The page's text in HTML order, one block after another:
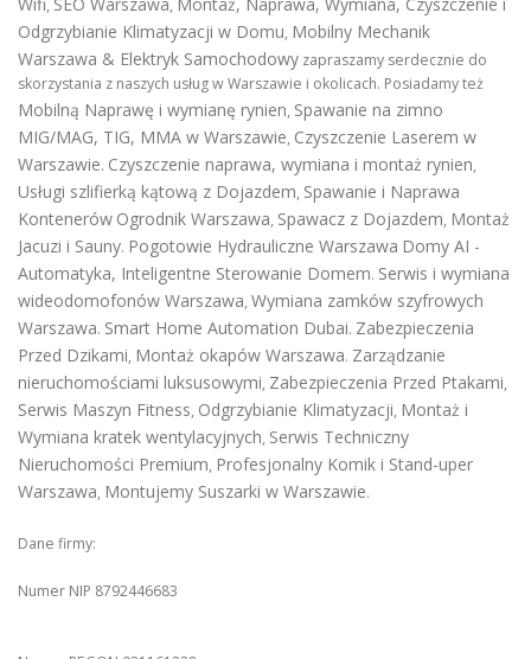
, ,
Odgrzybianie Klimatyzacji w Domu, Mobilny Mechanik
Warszawa & Elektryk Samochodowy zapraszamy serdecznie do
skorzystania z naszych usług w Warszawie i okolicach. Posiadamy też
Mobilną Naprawę i wymianę rynien, Spawanie na zimno
MIG/MAG, TIG, MMA w Warszawie, Czyszczenie Laserem w
Warszawie. Czyszczenie naprawa, wymiana i montaż rynien,
Usługi szlifierką kątową z Dojazdem, Spawanie i Naprawa
Kontenerów Ogrodnik Warszawa, Spawacz z Dojazdem, Montaż
Jacuzi i Sauny. Pogotowie Hydrauliczne Warszawa Domy AI -
Automatyka, Inteligentne Sterowanie Domem. Serwis i wymiana
wideodomofonów Warszawa, Wymiana zamków szyfrowych
Warszawa. Smart Home Automation Dubai. Zabezpieczenia
Przed Dzikami, Montaż okapów Warszawa. Zarządzanie
nieruchomościami luksusowymi, Zabezpieczenia Przed Ptakami,
Serwis Maszyn Fitness, Odgrzybianie Klimatyzacji, Montaż i
Wymiana kratek wentylacyjnych, Serwis Techniczny
Nieruchomości Premium, Profesjonalny Komik i Stand-uper
Warszawa, Montujemy Suszarki w Warszawie.
Dane firmy:
Numer NIP 8792446683